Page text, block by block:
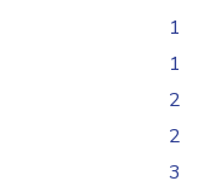
1
1
2
2
3